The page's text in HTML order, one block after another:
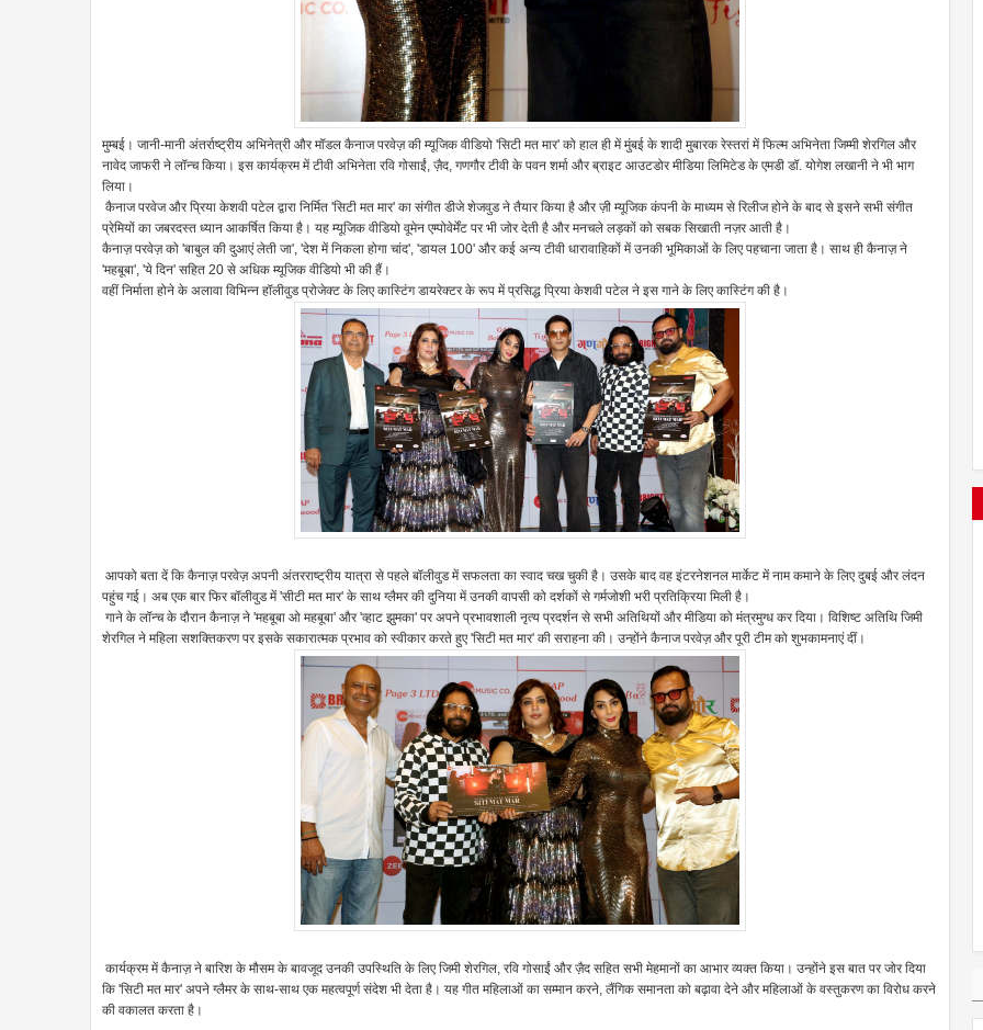
मुम्बई। जानी-मानी अंतर्राष्ट्रीय अभिनेत्री और मॉडल कैनाज परवेज़ की म्यूजिक वीडियो 'सिटी मत मार' को हाल ही में मुंबई के शादी मुबारक रेस्तरां में फिल्म अभिनेता जिम्मी शेरगिल और
नावेद जाफरी ने लॉन्च किया। इस कार्यक्रम में टीवी अभिनेता रवि गोसाईं, ज़ैद, गणगौर टीवी के पवन शर्मा और ब्राइट आउटडोर मीडिया लिमिटेड के एमडी डॉ. योगेश लखानी ने भी भाग
लिया।
कैनाज परवेज और प्रिया केशवी पटेल द्वारा निर्मित 'सिटी मत मार' का संगीत डीजे शेजवुड ने तैयार किया है और ज़ी म्यूजिक कंपनी के माध्यम से रिलीज होने के बाद से इसने सभी संगीत
प्रेमियों का जबरदस्त ध्यान आकर्षित किया है। यह म्यूजिक वीडियो वूमेन एम्पोवेर्मेंट पर भी जोर देती है और मनचले लड़कों को सबक सिखाती नज़र आती है।
कैनाज़ परवेज़ को 'बाबुल की दुआएं लेती जा', 'देश में निकला होगा चांद', 'डायल 100' और कई अन्य टीवी धारावाहिकों में उनकी भूमिकाओं के लिए पहचाना जाता है। साथ ही कैनाज़ ने
'महबूबा', 'ये दिन' सहित 20 से अधिक म्यूजिक वीडियो भी की हैं।
वहीं निर्माता होने के अलावा विभिन्न हॉलीवुड प्रोजेक्ट के लिए कास्टिंग डायरेक्टर के रूप में प्रसिद्ध प्रिया केशवी पटेल ने इस गाने के लिए कास्टिंग की है।
आपको बता दें कि कैनाज़ परवेज़ अपनी अंतरराष्ट्रीय यात्रा से पहले बॉलीवुड में सफलता का स्वाद चख चुकी है। उसके बाद वह इंटरनेशनल मार्केट में नाम कमाने के लिए दुबई और लंदन
पहुंच गई। अब एक बार फिर बॉलीवुड में 'सीटी मत मार' के साथ ग्लैमर की दुनिया में उनकी वापसी को दर्शकों से गर्मजोशी भरी प्रतिक्रिया मिली है।
गाने के लॉन्च के दौरान कैनाज़ ने 'महबूबा ओ महबूबा' और 'व्हाट झुमका' पर अपने प्रभावशाली नृत्य प्रदर्शन से सभी अतिथियों और मीडिया को मंत्रमुग्ध कर दिया। विशिष्ट अतिथि जिमी
शेरगिल ने महिला सशक्तिकरण पर इसके सकारात्मक प्रभाव को स्वीकार करते हुए 'सिटी मत मार' की सराहना की। उन्होंने कैनाज परवेज़ और पूरी टीम को शुभकामनाएं दीं।
कार्यक्रम में कैनाज़ ने बारिश के मौसम के बावजूद उनकी उपस्थिति के लिए जिमी शेरगिल, रवि गोसाईं और ज़ैद सहित सभी मेहमानों का आभार व्यक्त किया। उन्होंने इस बात पर जोर दिया
कि 'सिटी मत मार' अपने ग्लैमर के साथ-साथ एक महत्वपूर्ण संदेश भी देता है। यह गीत महिलाओं का सम्मान करने, लैंगिक समानता को बढ़ावा देने और महिलाओं के वस्तुकरण का विरोध करने
की वकालत करता है।